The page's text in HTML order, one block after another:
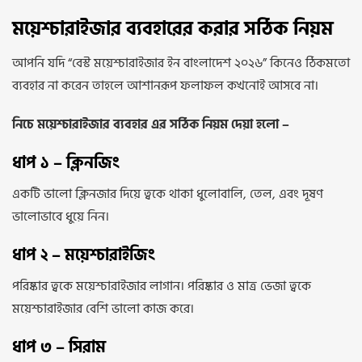
ময়েশ্চারাইজার ব্যবহারের করার সঠিক নিয়ম
আপনি যদি “বেস্ট ময়েশ্চারাইজার ইন বাংলাদেশ ২০২৬” কিনেও ঠিকমতো
ব্যবহার না করেন তাহলে আশানরূপ ফলাফল কখনোই আসবে না।
নিচে ময়েশ্চারাইজার ব্যবহার এর সঠিক নিয়ম দেয়া হলো –
ধাপ ১ – ক্লিনজিং
একটি ভালো ক্লিনজার দিয়ে ত্বকে থাকা ধুলোবালি, তেল, এবং দূষণ
ভালোভাবে ধুয়ে নিন।
ধাপ ২ – ময়েশ্চারাইজিং
পরিষ্কার ত্বকে ময়েশ্চারাইজার লাগান। পরিষ্কার ও মাত্র ভেজা ত্বকে
ময়েশ্চারাইজার বেশি ভালো কাজ করে।
ধাপ ৩ – সিরাম